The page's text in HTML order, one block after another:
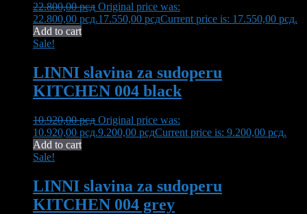
22.800,00рсд Original price was:
22.800,00 рсд.17.550,00 рсдCurrent price is: 17.550,00 рсд.
Add to cart
Sale!
LINNI slavina za sudoperu
KITCHEN 004 black
10.920,00рсд Original price was:
10.920,00 рсд.9.200,00 рсдCurrent price is: 9.200,00 рсд.
Add to cart
Sale!
LINNI slavina za sudoperu
KITCHEN 004 grey